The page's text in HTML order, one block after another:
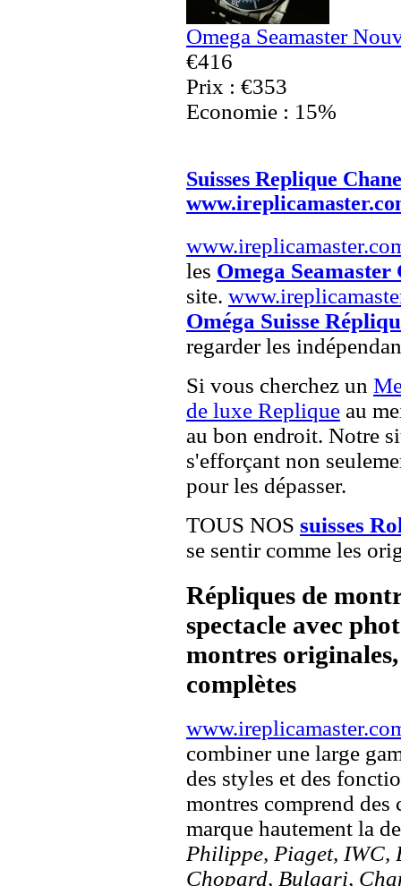
Omega Seamaster
€416
Prix : €353
Economie : 15%
Suisses Replique
les Omega
site.
Oméga Suisse
regarder les
Si vous cherchez un
de luxe Replique au
au bon endroit. Notre
s'efforçant non
pour les dépasser.
TOUS NOS suisses
se sentir comme les
Répliques de
spectacle avec
montres
complètes
combiner une large
des styles et des
montres comprend des
marque hautement la
Philippe, Piaget, IWC,
Chopard, Bulgari,